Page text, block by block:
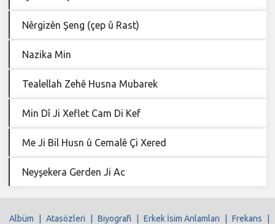
Nêrgizên Şeng (çep û Rast)
Nazika Min
Tealellah Zehê Husna Mubarek
Min Dî Ji Xeflet Cam Di Kef
Me Ji Bil Husn û Cemalê Çi Xered
Neyşekera Gerden Ji Ac
Albüm Atasözleri Biyografi Erkek İsim Anlamları Frekans